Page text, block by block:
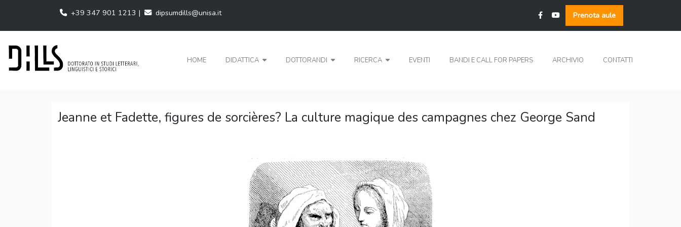
+39 347 901 1213 | dipsumdills@unisa.it Prenota aule
HOME DIDATTICA DOTTORANDI RICERCA EVENTI BANDI E CALL FOR PAPERS ARCHIVIO CONTATTI
Jeanne et Fadette, figures de sorcières? La culture magique des campagnes chez George Sand